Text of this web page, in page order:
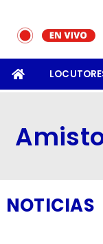
NOTICIAS